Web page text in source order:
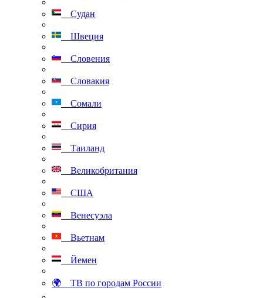
Судан
Швеция
Словения
Словакия
Сомали
Сирия
Таиланд
Великобритания
США
Венесуэла
Вьетнам
Йемен
🌍 ТВ по городам России